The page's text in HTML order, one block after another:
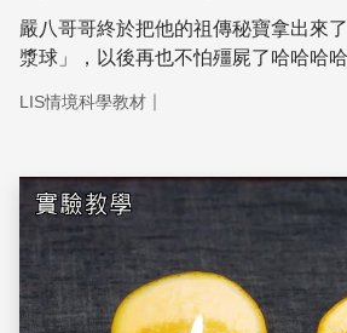
嚴八哥哥終於把他的祖傳秘寶拿出來
漿球」，以後再也不怕殭屍了哈哈哈
LIS情境科學教材 ｜